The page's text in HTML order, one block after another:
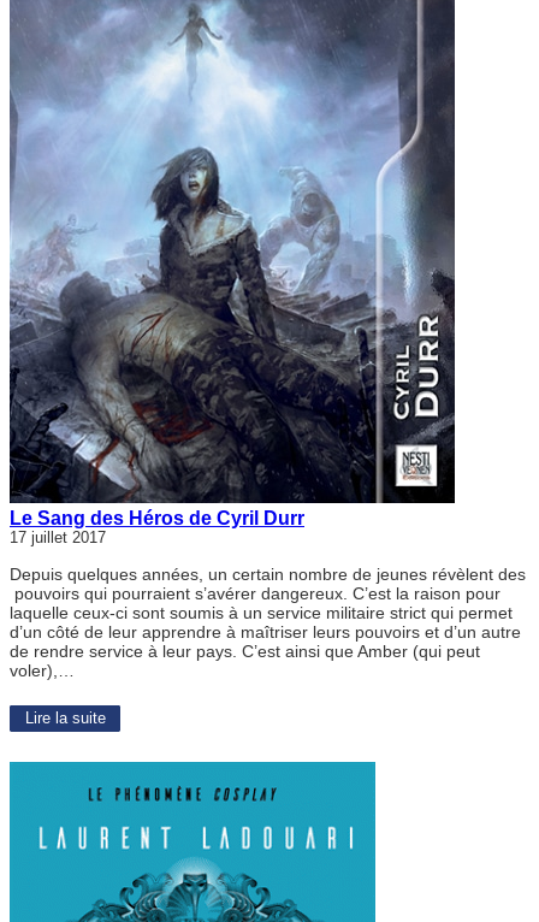
Le Sang des Héros de Cyril Durr
17 juillet 2017
Depuis quelques années, un certain nombre de jeunes révèlent des
pouvoirs qui pourraient s’avérer dangereux. C’est la raison pour
laquelle ceux-ci sont soumis à un service militaire strict qui permet
d’un côté de leur apprendre à maîtriser leurs pouvoirs et d’un autre
de rendre service à leur pays. C’est ainsi que Amber (qui peut
voler),…
Lire la suite